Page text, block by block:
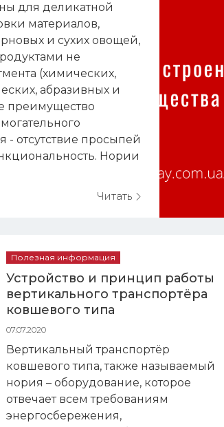
для деликатной
материалов,
и сухих овощей,
не
(химических,
абразивных и
преимущество
- отсутствие просыпей
Нории
Читать
Полезная информация
Устройство и принцип работы
вертикального транспортёра
ковшевого типа
07.07.2020
Вертикальный транспортёр
ковшевого типа, также называемый
нория – оборудование, которое
отвечает всем требованиям
энергосбережения,